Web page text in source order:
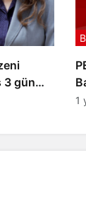
3 gün
1